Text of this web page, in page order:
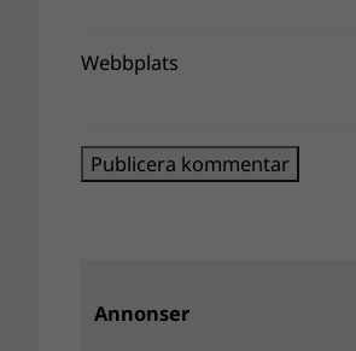
Webbplats
Annonser